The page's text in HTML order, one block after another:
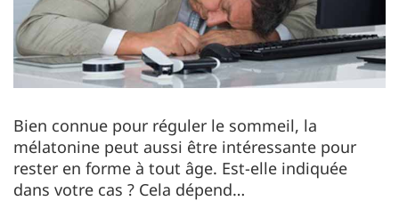
Bien connue pour réguler le sommeil, la
mélatonine peut aussi être intéressante pour
rester en forme à tout âge. Est-elle indiquée
dans votre cas ? Cela dépend…